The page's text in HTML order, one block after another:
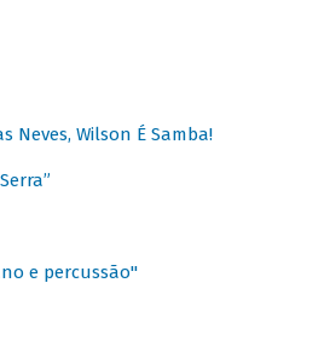
Neves, Wilson É Samba!
e percussão"